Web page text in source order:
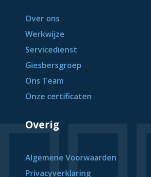
Over ons
Werkwijze
Servicedienst
Giesbersgroep
Ons Team
Onze certificaten
Overig
Algemene Voorwaarden
Privacyverklaring